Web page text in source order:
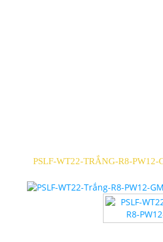
PSLF-WT22-TRẮNG-R8-PW12-